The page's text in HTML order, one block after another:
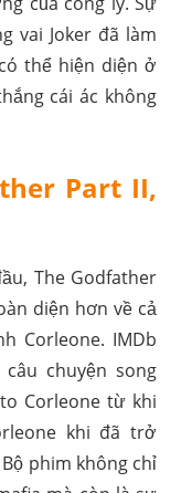
vai Joker đã làm
thể hiện diện ở
cái ác không
Part II,
The Godfather
diện hơn về cả
Corleone. IMDb
chuyện song
Corleone từ khi
khi đã trở
phim không chỉ